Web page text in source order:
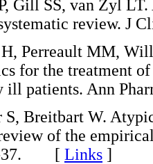
Gill SS, van Zyl
review.
H, Perreault MM,
for the treatment
ill patients. Ann
S, Breitbart W.
of the
37. [ Links ]